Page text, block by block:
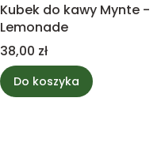
Kubek do kawy Mynte -
Lemonade
Cena
38,00 zł
Do koszyka